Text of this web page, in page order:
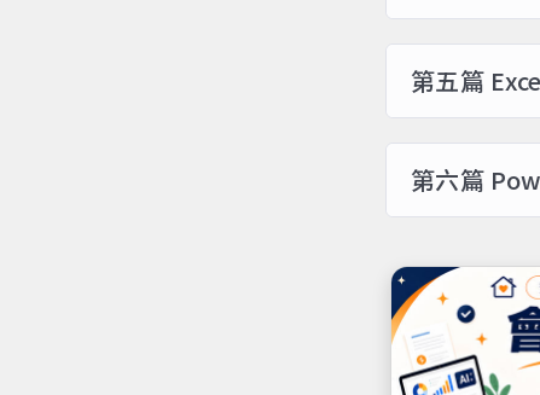
第五篇
第六篇